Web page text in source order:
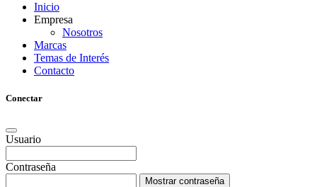
Inicio
Empresa
Nosotros
Marcas
Temas de Interés
Contacto
Conectar
Usuario
Contraseña
Mostrar contraseña